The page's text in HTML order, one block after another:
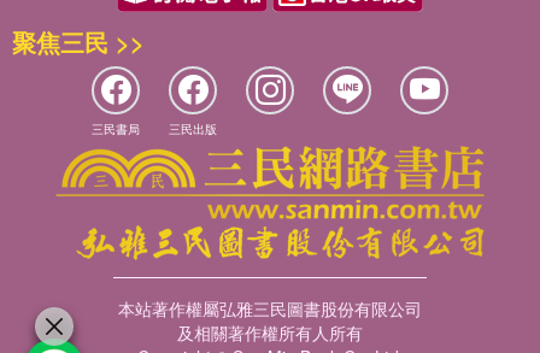
聚焦三民 >>
三民書局 三民出版
本站著作權屬弘雅三民圖書股份有限公司
及相關著作權所有人所有